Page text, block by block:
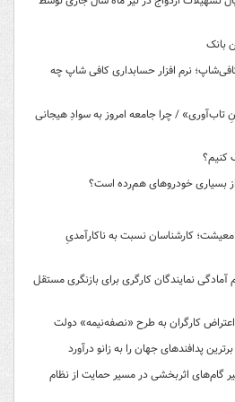
بانک
نرم افزار حسابداری کافی شاپ چه
تاب‌آوری» / چرا جامعه امروز به سوادِ هیجانی
کنیم؟
بسیاری خودروهای هم‌رده است؟
کارشناسان نسبت به ناکارآمدیِ
نمایندگان کارگری برای بازنگری مستقل
کارگران به طرح «نصفه‌نیمه» دولت
پدافندهای جهان را به زانو درآورد
گام‌های اثربخشی در مسیر حمایت از نظام